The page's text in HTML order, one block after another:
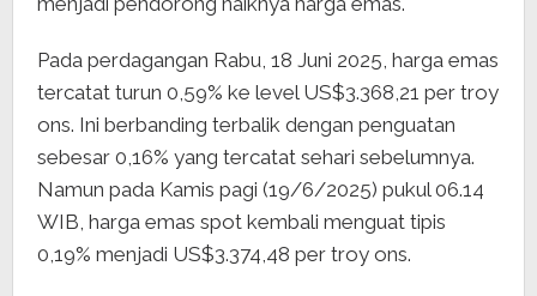
Pada perdagangan Rabu, 18 Juni 2025, harga emas
tercatat turun 0,59% ke level US$3.368,21 per troy
ons. Ini berbanding terbalik dengan penguatan
sebesar 0,16% yang tercatat sehari sebelumnya.
Namun pada Kamis pagi (19/6/2025) pukul 06.14
WIB, harga emas spot kembali menguat tipis
0,19% menjadi US$3.374,48 per troy ons.